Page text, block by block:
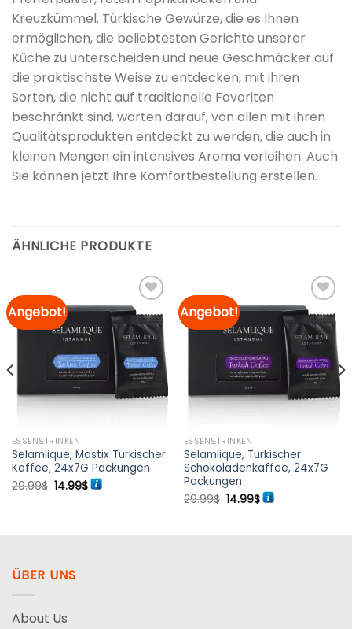
Kreuzkümmel. Türkische Gewürze, die es Ihnen
ermöglichen, die beliebtesten Gerichte unserer
Küche zu unterscheiden und neue Geschmäcker auf
die praktischste Weise zu entdecken, mit ihren
Sorten, die nicht auf traditionelle Favoriten
beschränkt sind, warten darauf, von allen mit ihren
Qualitätsprodukten entdeckt zu werden, die auch in
kleinen Mengen ein intensives Aroma verleihen. Auch
Sie können jetzt Ihre Komfortbestellung erstellen.
ÄHNLICHE PRODUKTE
Angebot!
Zur
Merkliste
hinzufügen
ESSEN&TRINKEN
Selamlique, Mastix Türkischer
Kaffee, 24x7G Packungen
29.99$ Ursprünglicher
Preis
14.99$Aktueller
Preis
Angebot!
Zur
Merkliste
hinzufügen
ESSEN&TRINKEN
Selamlique, Türkischer
Schokoladenkaffee, 24x7G
Packungen
29.99$ Ursprünglicher
Preis
14.99$Aktueller
Preis
ÜBER UNS
About Us